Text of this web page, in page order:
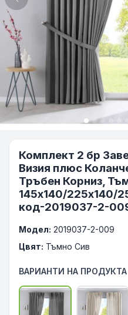
Previous
Комплект 2 бр
Визия плюс
Тръбен Корниз,
145х140/225х140/
код-2019037-2-
Модел: 2019037-2-009
Цвят: Тъмно Сив
ВАРИАНТИ НА ПРОДУКТА